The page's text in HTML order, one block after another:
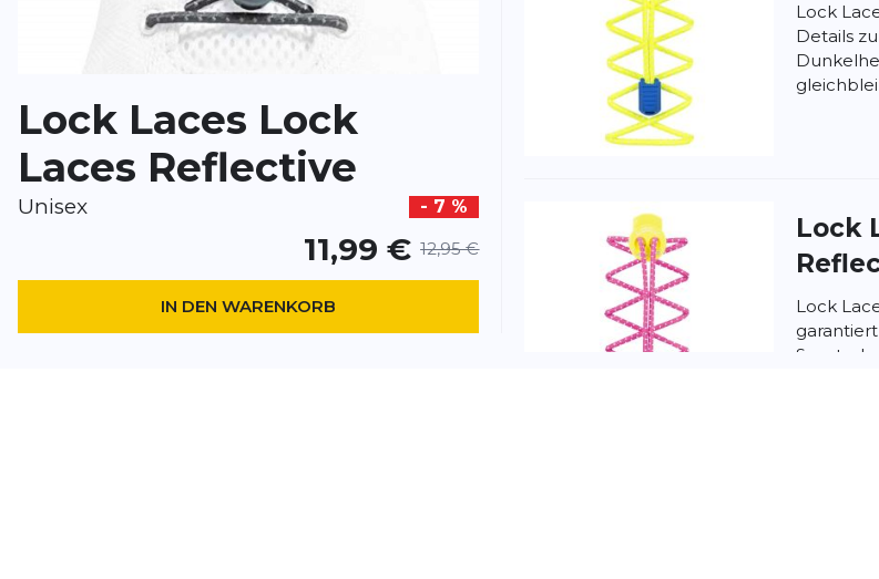
BEWERTUNG HINZUFÜGEN
Dieses Formular ist durch reCAPTCHA geschützt – es gelten die Datenschutzbestimmungen undNutzungsbedingungen
Google.
Lock Laces Lock
Laces Reflective
Unisex - 7 %
11,99 € 12,95 €
IN DEN WARENKORB
Lock
Details
Lock
Lock